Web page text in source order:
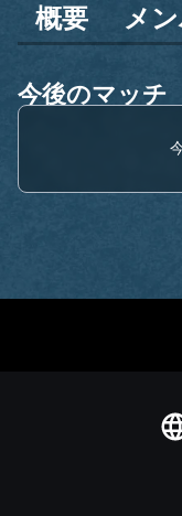
概要 メ
今後のマッチ